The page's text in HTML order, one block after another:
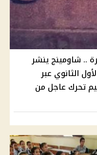
.. شاومينج ينشر
الثانوي عبر
تحرك عاجل من